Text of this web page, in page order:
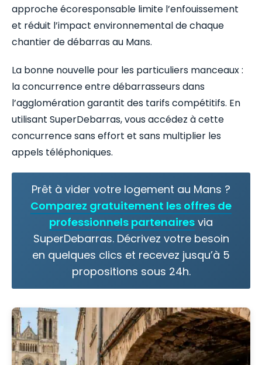
approche écoresponsable limite l’enfouissement
et réduit l’impact environnemental de chaque
chantier de débarras au Mans.
La bonne nouvelle pour les particuliers manceaux :
la concurrence entre débarrasseurs dans
l’agglomération garantit des tarifs compétitifs. En
utilisant SuperDebarras, vous accédez à cette
concurrence sans effort et sans multiplier les
appels téléphoniques.
Prêt à vider votre logement au Mans ?
Comparez gratuitement les offres de
professionnels partenaires via
SuperDebarras. Décrivez votre besoin
en quelques clics et recevez jusqu’à 5
propositions sous 24h.